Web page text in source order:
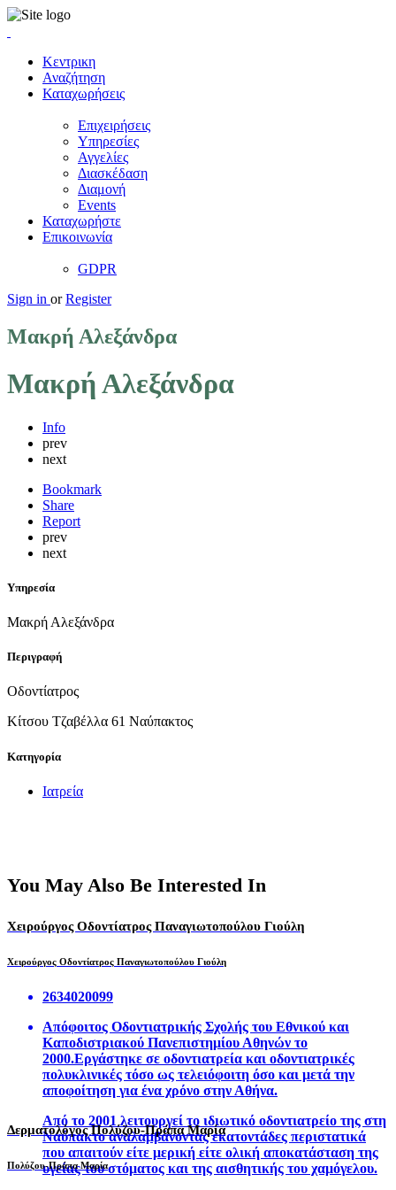
Κεντρικη
Αναζήτηση
Καταχωρήσεις
Επιχειρήσεις
Υπηρεσίες
Αγγελίες
Διασκέδαση
Διαμονή
Events
Καταχωρήστε
Επικοινωνία
GDPR
Sign in or Register
Μακρή Αλεξάνδρα
Μακρή Αλεξάνδρα
Info
prev
next
Bookmark
Share
Report
prev
next
Υπηρεσία
Μακρή Αλεξάνδρα
Περιγραφή
Οδοντίατρος
Κίτσου Τζαβέλλα 61 Ναύπακτος
Κατηγορία
Ιατρεία
You May Also Be Interested In
Χειρούργος Οδοντίατρος Παναγιωτοπούλου Γιούλη
Χειρούργος Οδοντίατρος Παναγιωτοπούλου Γιούλη
2634020099
Απόφοιτος Οδοντιατρικής Σχολής του Εθνικού και
Καποδιστριακού Πανεπιστημίου Αθηνών το
2000.Εργάστηκε σε οδοντιατρεία και οδοντιατρικές
πολυκλινικές τόσο ως τελειόφοιτη όσο και μετά την
αποφοίτηση για ένα χρόνο στην Αθήνα.
Από το 2001 λειτουργεί το ιδιωτικό οδοντιατρείο της στη
Ναύπακτο αναλαμβάνοντας εκατοντάδες περιστατικά
που απαιτούν είτε μερική είτε ολική αποκατάσταση της
υγείας του στόματος και της αισθητικής του χαμόγελου.
Δερματολόγος Πολύζου-Πράπα Μαρία
Πολύζου-Πράπα Μαρία